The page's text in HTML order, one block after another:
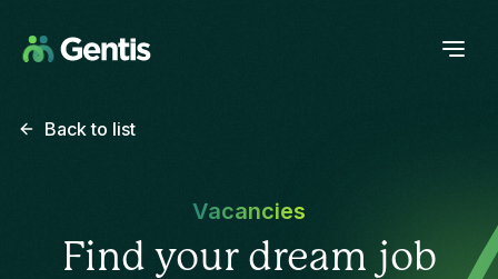
Back to list
Vacancies
Find your dream job